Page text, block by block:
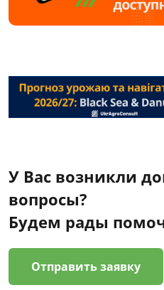
У Вас возникли
вопросы?
Будем рады
Отправить заявку